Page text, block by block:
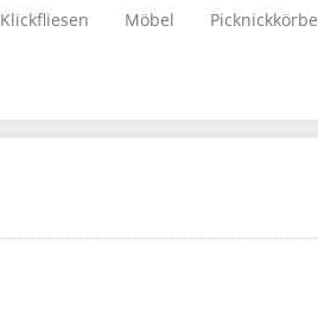
Klickfliesen Möbel Picknickkörbe